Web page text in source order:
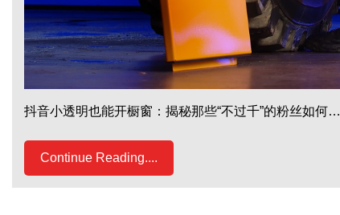
抖音小透明也能开橱窗：揭秘那些“不过千”的粉丝如何…
Continue Reading....